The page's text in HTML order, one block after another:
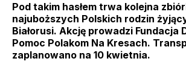
Pod takim hasłem trwa kolejna
najuboższych Polskich rodzin
Białorusi. Akcję prowadzi Fundacja
Pomoc Polakom Na Kresach.
zaplanowano na 10 kwietnia.